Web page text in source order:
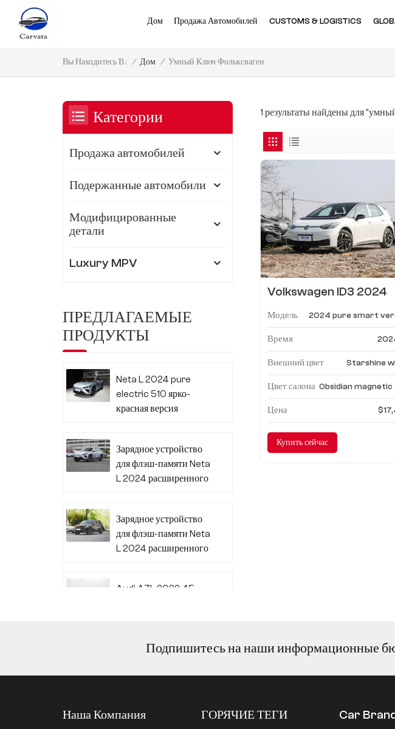
Дом Продажа Автомобилей CUSTOMS & LOGISTICS
Вы Находитесь В : / Дом / Умный Ключ Фольксваген
1 результаты найдены для
Volkswagen ID3 2024
Модель 2024 pure smart
Время
Внешний цвет Starshine
Цвет салона Obsidian magnetic
Цена
Купить сейчас
Категории
Продажа автомобилей
Подержанные автомобили
Модифицированные
детали
Luxury MPV
ПРЕДЛАГАЕМЫЕ
ПРОДУКТЫ
Neta L 2024 pure
electric 510 ярко-
красная версия
Зарядное устройство
для флэш-памяти Neta
L 2024 расширенного
Зарядное устройство
для флэш-памяти Neta
L 2024 расширенного
Audi A7L 2022 45
Ли Авто L6 2024
Макс.
Ли Авто L6 2024 Про
Подпишитесь на наши информационные
Наша Компания ГОРЯЧИЕ ТЕГИ Car